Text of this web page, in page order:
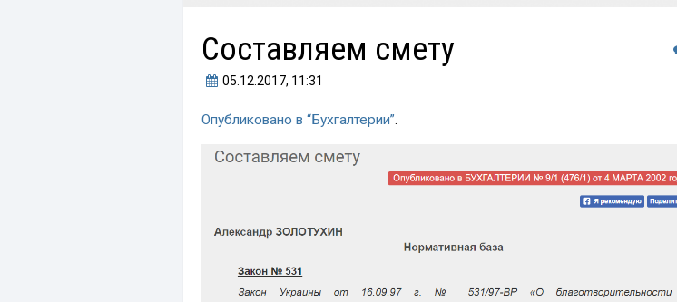
Составляем смету
05.12.2017, 11:31
Опубликовано в “Бухгалтерии”.